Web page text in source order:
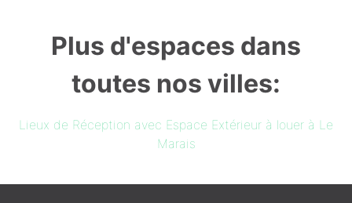
Plus d'espaces dans
toutes nos villes:
Lieux de Réception avec Espace Extérieur à louer à Le
Marais